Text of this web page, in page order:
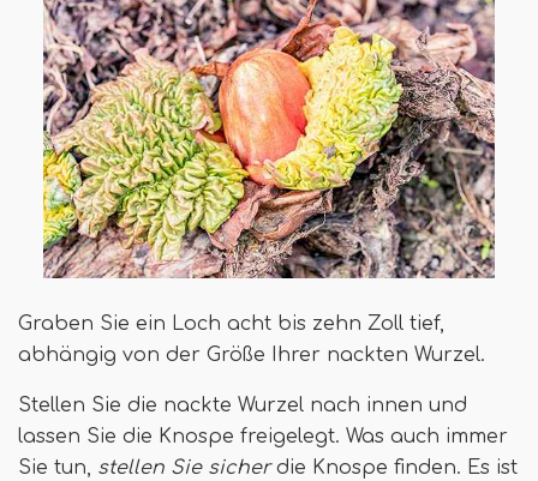
Graben Sie ein Loch acht bis zehn Zoll tief,
abhängig von der Größe Ihrer nackten Wurzel.
Stellen Sie die nackte Wurzel nach innen und
lassen Sie die Knospe freigelegt. Was auch immer
Sie tun, stellen Sie sicherdie Knospe finden. Es ist